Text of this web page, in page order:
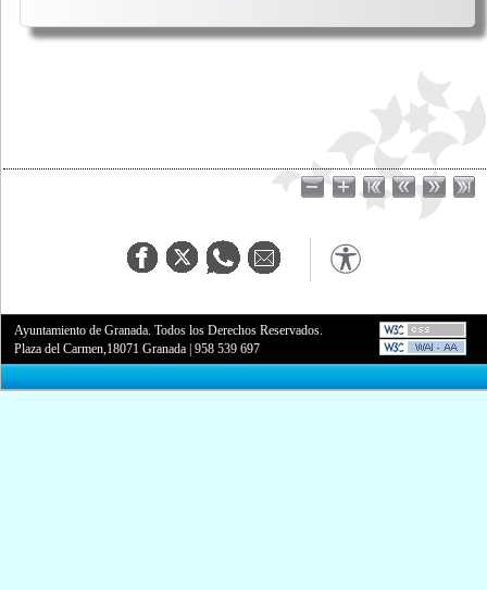
Ayuntamiento de Granada. Todos los Derechos Reservados.
Plaza del Carmen,18071 Granada |958 539 697